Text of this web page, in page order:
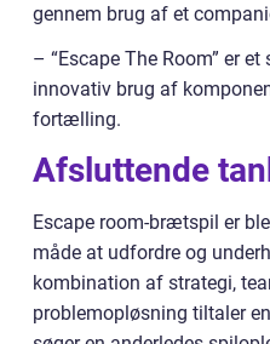
gennem brug af et
– “Escape The Room” er
innovativ brug af
fortælling.
Afsluttende
Escape room-brætspil er
måde at udfordre og
kombination af strategi,
problemopløsning tiltaler